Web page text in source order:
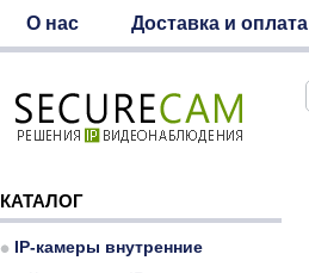
О нас Доставка и оплата
КАТАЛОГ
IP-камеры внутренние